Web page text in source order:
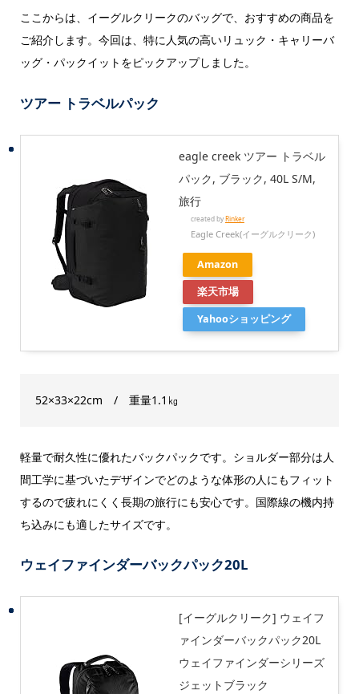
ここからは、イーグルクリークのバッグで、おすすめの商品を
ご紹介します。今回は、特に人気の高いリュック・キャリーバ
ッグ・パックイットをピックアップしました。
ツアー トラベルパック
eagle creek ツアー トラベル
パック, ブラック, 40L S/M,
旅行
created byRinker
Eagle Creek(イーグルクリーク)
Amazon
楽天市場
Yahooショッピング
52×33×22cm / 重量1.1㎏
軽量で耐久性に優れたバックパックです。ショルダー部分は人
間工学に基づいたデザインでどのような体形の人にもフィット
するので疲れにくく長期の旅行にも安心です。国際線の機内持
ち込みにも適したサイズです。
ウェイファインダーバックパック20L
[イーグルクリーク] ウェイフ
ァインダーバックパック20L
ウェイファインダーシリーズ
ジェットブラック